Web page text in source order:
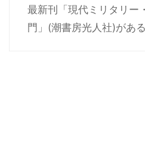
最新刊「現代ミリタリー
門」(潮書房光人社)がある